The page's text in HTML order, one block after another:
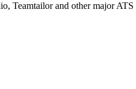
Teamtailor and other major